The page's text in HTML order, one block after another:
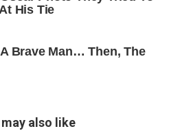
may also like